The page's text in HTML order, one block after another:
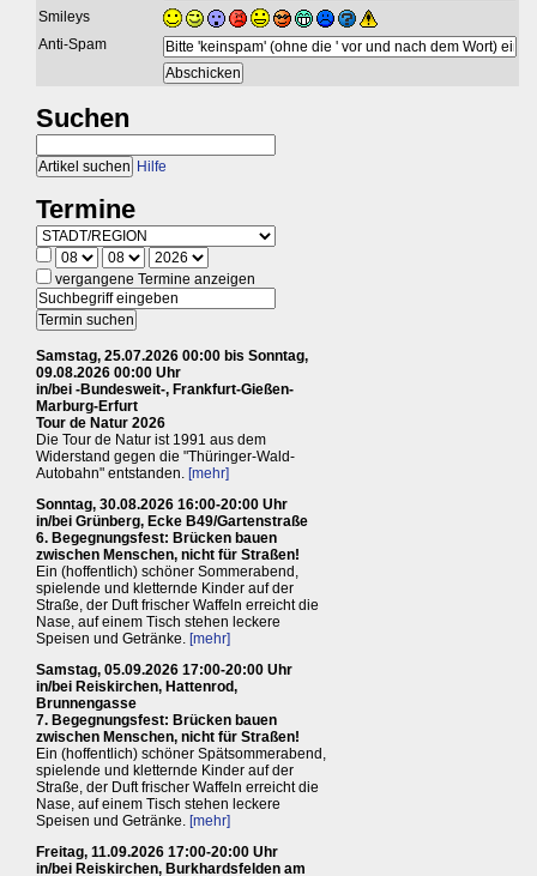
Smileys
Anti-Spam
Suchen
Hilfe
Termine
vergangene Termine anzeigen
Samstag, 25.07.2026 00:00 bis Sonntag,
09.08.2026 00:00 Uhr
in/bei -Bundesweit-, Frankfurt-Gießen-
Marburg-Erfurt
Tour de Natur 2026
Die Tour de Natur ist 1991 aus dem
Widerstand gegen die "Thüringer-Wald-
Autobahn" entstanden. [mehr]
Sonntag, 30.08.2026 16:00-20:00 Uhr
in/bei Grünberg, Ecke B49/Gartenstraße
6. Begegnungsfest: Brücken bauen
zwischen Menschen, nicht für Straßen!
Ein (hoffentlich) schöner Sommerabend,
spielende und kletternde Kinder auf der
Straße, der Duft frischer Waffeln erreicht die
Nase, auf einem Tisch stehen leckere
Speisen und Getränke. [mehr]
Samstag, 05.09.2026 17:00-20:00 Uhr
in/bei Reiskirchen, Hattenrod,
Brunnengasse
7. Begegnungsfest: Brücken bauen
zwischen Menschen, nicht für Straßen!
Ein (hoffentlich) schöner Spätsommerabend,
spielende und kletternde Kinder auf der
Straße, der Duft frischer Waffeln erreicht die
Nase, auf einem Tisch stehen leckere
Speisen und Getränke. [mehr]
Freitag, 11.09.2026 17:00-20:00 Uhr
in/bei Reiskirchen, Burkhardsfelden am